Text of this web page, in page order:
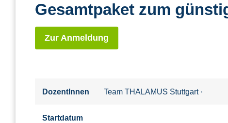
Gesamtpaket zum
Zur Anmeldung
DozentInnen Team THALAMUS Stuttgart ·
Startdatum